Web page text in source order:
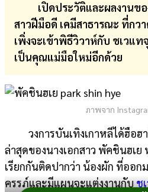
เปิดประวัติและผลงานขอ
สาวฝีมือดี เคมีสาธารณะ ที่กวา
เพิ่งจะเข้าพิธีวิวาห์กับ ชเวแท
เป็นคุณแม่มือใหม่อีกด้วย
ภาพจาก
วงการบันเทิงเกาหลีได้ฮือฮ
ล่าสุดของนางเอกสาว พัคชินฮเ
เรียกกันติดปากว่า น้องผัก ที่ออก
ครรภ์และมีแผนจะแต่งงานกับช
ผล
บอล
สด
การ
การ
ศึกษา
บันเทิง